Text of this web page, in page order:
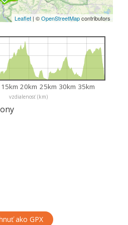
Leaflet | ©OpenStreetMapcontributors
vzdialenosť (km)
15km 20km 25km 30km 35km
ako GPX